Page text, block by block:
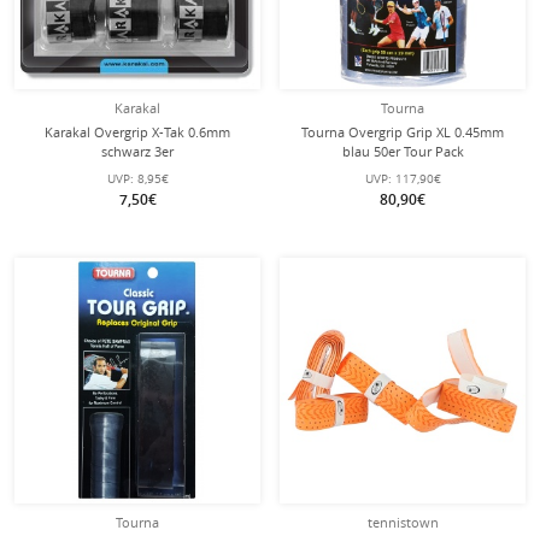
Karakal
Karakal Overgrip X-Tak 0.6mm
schwarz 3er
UVP: 8,95€
7,50€
Tourna
Tourna Overgrip Grip XL 0.45mm
blau 50er Tour Pack
UVP: 117,90€
80,90€
Tourna
tennistown